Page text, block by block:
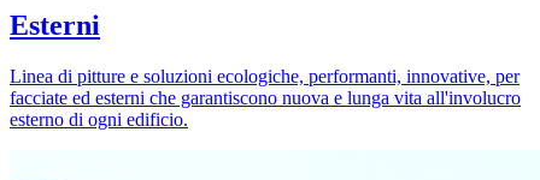
Esterni
Linea di pitture e soluzioni ecologiche, performanti, innovative, per
facciate ed esterni che garantiscono nuova e lunga vita all'involucro
esterno di ogni edificio.